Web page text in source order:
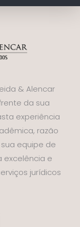
& Alencar
da sua
experiência
razão
equipe de
excelência e
jurídicos